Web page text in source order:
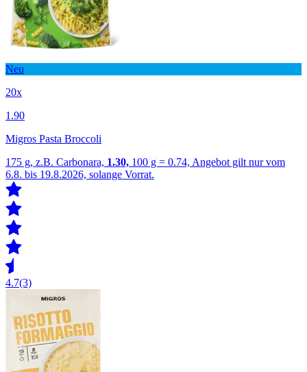
Neu
20x
1.90
Migros Pasta Broccoli
175 g, z.B. Carbonara, 1.30, 100 g = 0.74, Angebot gilt nur vom
6.8. bis 19.8.2026, solange Vorrat.
4.7(3)